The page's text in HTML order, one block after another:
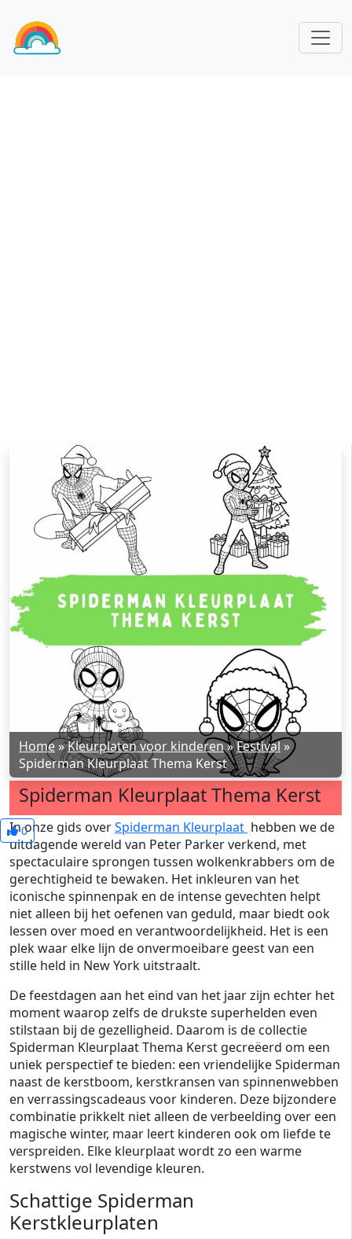
Home »Kleurplaten voor kinderen»Festival »
Spiderman Kleurplaat Thema Kerst
Spiderman Kleurplaat Thema Kerst
0
In onze gids overSpiderman Kleurplaat hebben we de
uitdagende wereld van Peter Parker verkend, met
spectaculaire sprongen tussen wolkenkrabbers om de
gerechtigheid te bewaken. Het inkleuren van het
iconische spinnenpak en de intense gevechten helpt
niet alleen bij het oefenen van geduld, maar biedt ook
lessen over moed en verantwoordelijkheid. Het is een
plek waar elke lijn de onvermoeibare geest van een
stille held in New York uitstraalt.
De feestdagen aan het eind van het jaar zijn echter het
moment waarop zelfs de drukste superhelden even
stilstaan bij de gezelligheid. Daarom is de collectie
Spiderman Kleurplaat Thema Kerst gecreëerd om een
uniek perspectief te bieden: een vriendelijke Spiderman
naast de kerstboom, kerstkransen van spinnenwebben
en verrassingscadeaus voor kinderen. Deze bijzondere
combinatie prikkelt niet alleen de verbeelding over een
magische winter, maar leert kinderen ook om liefde te
verspreiden. Elke kleurplaat wordt zo een warme
kerstwens vol levendige kleuren.
Schattige Spiderman
Kerstkleurplaten